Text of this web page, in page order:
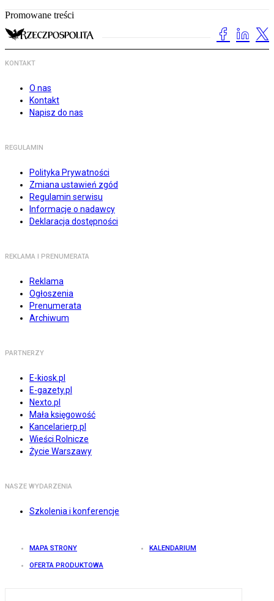
Promowane treści
KONTAKT
O nas
Kontakt
Napisz do nas
REGULAMIN
Polityka Prywatności
Zmiana ustawień zgód
Regulamin serwisu
Informacje o nadawcy
Deklaracja dostępności
REKLAMA I PRENUMERATA
Reklama
Ogłoszenia
Prenumerata
Archiwum
PARTNERZY
E-kiosk.pl
E-gazety.pl
Nexto.pl
Mała księgowość
Kancelarierp.pl
Wieści Rolnicze
Życie Warszawy
NASZE WYDARZENIA
Szkolenia i konferencje
MAPA STRONY KALENDARIUM
OFERTA PRODUKTOWA